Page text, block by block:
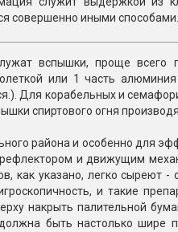
Фонтаны
Фонтаны в
Фонтаны
совершенно иными способами.
вспышки, проще всего
или 1 часть
Для корабельных и
спиртового огня
района и особенно для
и движущим
как указано, легко сыреют
и такие
накрыть палительной
быть настолько